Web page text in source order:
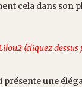
cela dans son
(cliquez
présente une